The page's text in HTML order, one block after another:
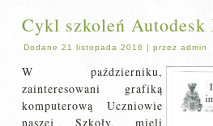
Cykl szkoleń Autodesk
Dodane 21 listopada 2016 |przez admin
W październiku,
zainteresowani grafiką
komputerową Uczniowie
naszej Szkoły, mieli